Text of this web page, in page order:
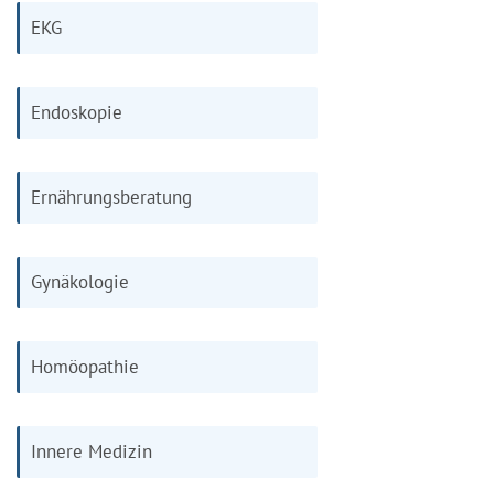
EKG
Endoskopie
Ernährungsberatung
Gynäkologie
Homöopathie
Innere Medizin